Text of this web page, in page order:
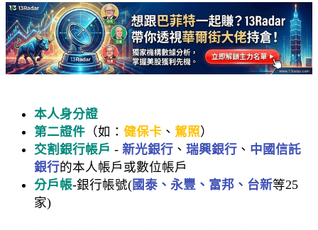
本人身分證
第二證件 （如： 健保卡 、 駕照）
交割銀行帳戶 - 新光銀行 、 瑞興銀行 、 中國信託
銀行的本人帳戶或數位帳戶
分戶帳-銀行帳號(國泰、永豐、富邦、台新等25
家)